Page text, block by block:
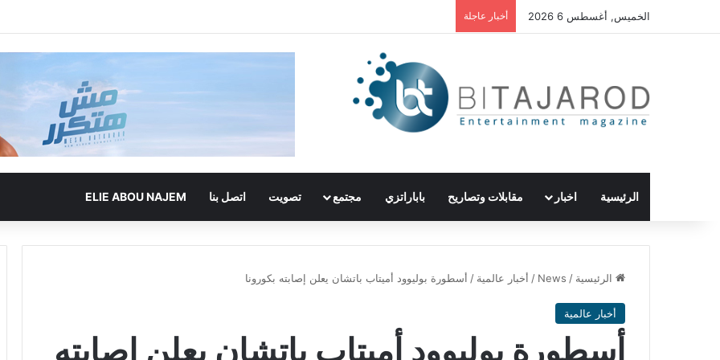
الخميس, أغسطس 6 2026 أخبار عاجلة
الرئيسية اخبار مقابلات وتصاريح باباراتزي مجتمع تصويت اتصل بنا ELIE ABOU NAJEM
الرئيسية /
News
/ أخبار عالمية / أسطورة بوليوود أميتاب باتشان يعلن إصابته بكورونا
أخبار عالمية
أسطورة بوليوود أميتاب باتشان يعلن إصابته